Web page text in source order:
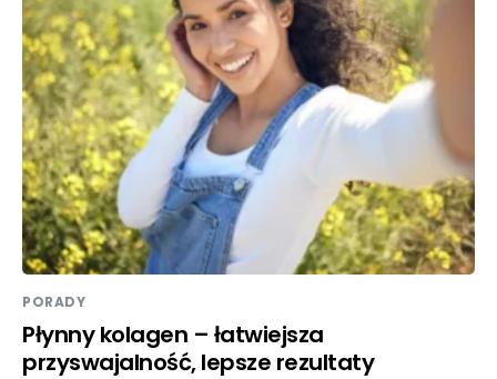
PORADY
Płynny kolagen – łatwiejsza
przyswajalność, lepsze rezultaty